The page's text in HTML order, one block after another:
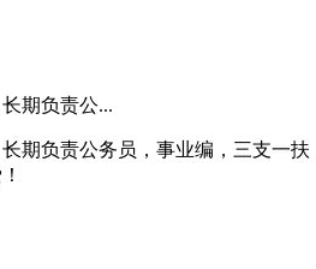
期负责公...
期负责公务员，事业编，三支一